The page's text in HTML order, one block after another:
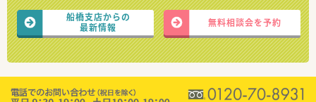
船橋支店からの
最新情報
無料相談会を予約